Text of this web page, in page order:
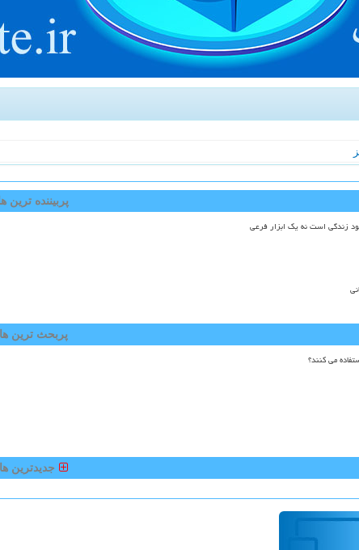
پربیننده ترین
زندگی است نه یک ابزار فرعی
پربحث ترین ها
می کنند؟
جدیدترین ها